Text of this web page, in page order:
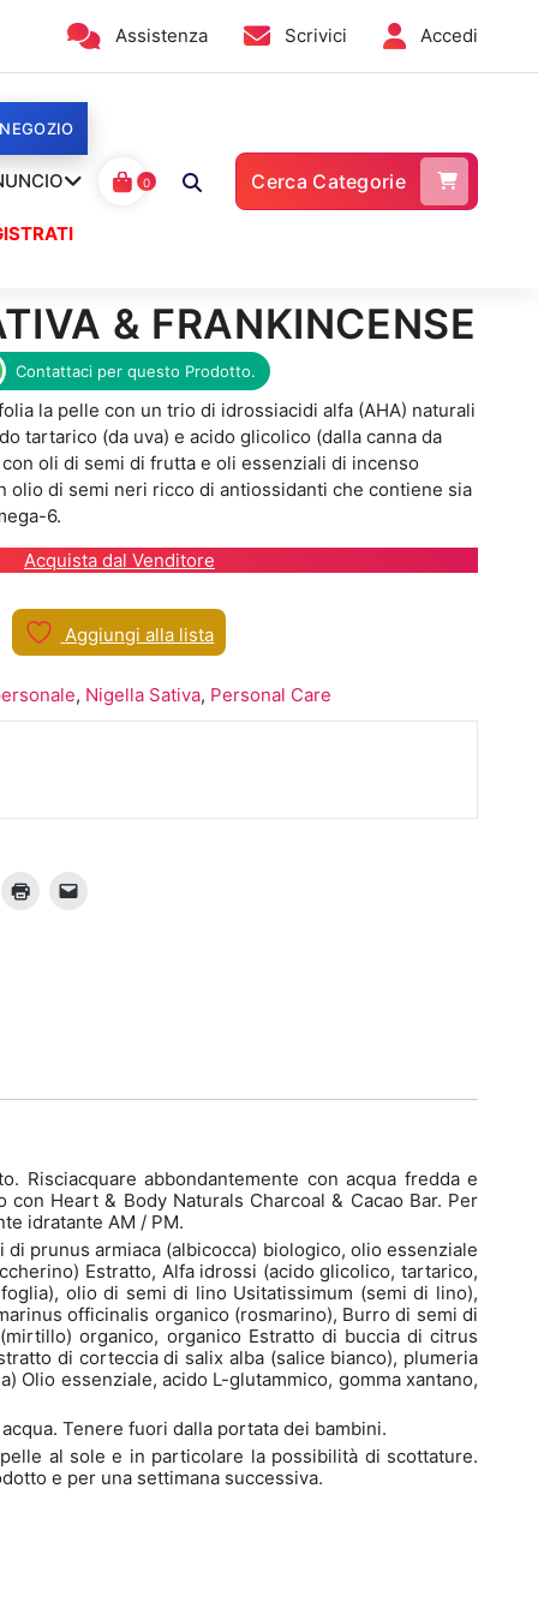
Assistenza Scrivici Accedi
0 Cerca Categorie
& FRANKINCENSE
Contattaci per questo Prodotto.
la pelle con un trio di idrossiacidi alfa (AHA) naturali
tartarico (da uva) e acido glicolico (dalla canna da
oli di semi di frutta e oli essenziali di incenso
olio di semi neri ricco di antiossidanti che contiene sia
6.
Acquista dal Venditore
Aggiungi alla lista
, Nigella Sativa, Personal Care
Risciacquare abbondantemente con acqua fredda e
Heart & Body Naturals Charcoal & Cacao Bar. Per
idratante AM / PM.
prunus armiaca (albicocca) biologico, olio essenziale
Estratto, Alfa idrossi (acido glicolico, tartarico,
olio di semi di lino Usitatissimum (semi di lino),
officinalis organico (rosmarino), Burro di semi di
organico, organico Estratto di buccia di citrus
di corteccia di salix alba (salice bianco), plumeria
Olio essenziale, acido L-glutammico, gomma xantano,
Tenere fuori dalla portata dei bambini.
al sole e in particolare la possibilità di scottature.
e per una settimana successiva.